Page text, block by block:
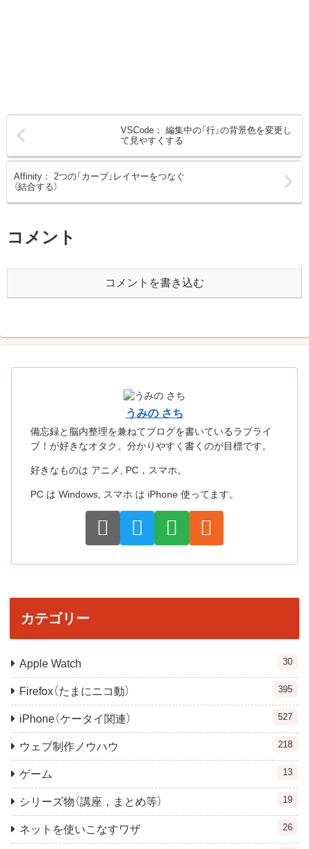
VSCode： 編集中の「行」の背景色を変更し
て見やすくする
Affinity： 2つの「カーブ」レイヤーをつなぐ
（結合する）
コメント
コメントを書き込む
うみの さち
備忘録と脳内整理を兼ねてブログを書いているラブライ
ブ！が好きなオタク。分かりやすく書くのが目標です。
好きなものは アニメ, PC，スマホ。
PC は Windows, スマホ は iPhone 使ってます。
カテゴリー
Apple Watch 30
Firefox（たまにニコ動） 395
iPhone（ケータイ関連） 527
ウェブ制作ノウハウ 218
ゲーム 13
シリーズ物（講座，まとめ等） 19
ネットを使いこなすワザ 26